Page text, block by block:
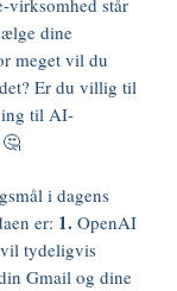
virksomhed står
dine
meget vil du
Er du villig til
til AI-
i dagens
er: 1. OpenAI
vil tydeligvis
Gmail og dine